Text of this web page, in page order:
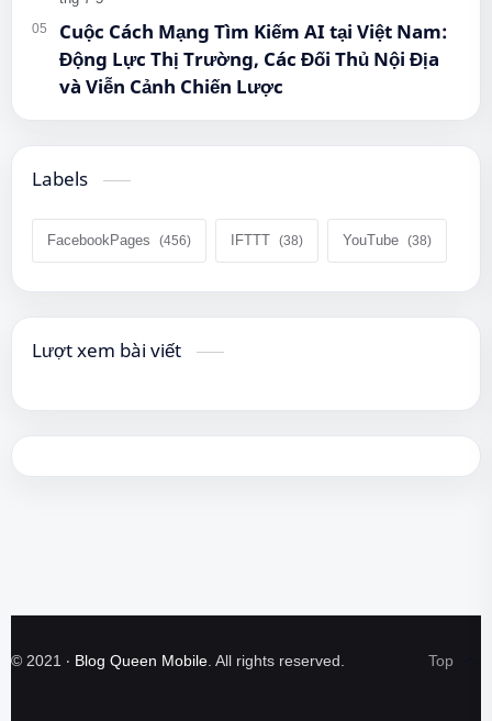
Cuộc Cách Mạng Tìm Kiếm AI tại Việt Nam:
Động Lực Thị Trường, Các Đối Thủ Nội Địa
và Viễn Cảnh Chiến Lược
Labels
FacebookPages IFTTT YouTube
Lượt xem bài viết
© 2021 ‧ Blog Queen Mobile . All rights reserved.